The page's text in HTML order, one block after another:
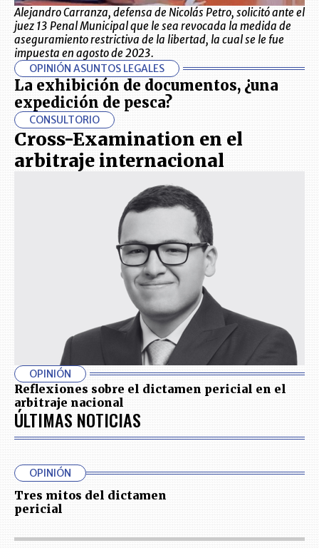
Alejandro Carranza, defensa de Nicolás Petro, solicitó ante el
juez 13 Penal Municipal que le sea revocada la medida de
aseguramiento restrictiva de la libertad, la cual se le fue
impuesta en agosto de 2023.
OPINIÓN ASUNTOS LEGALES
La exhibición de documentos, ¿una
expedición de pesca?
CONSULTORIO
Cross-Examination en el
arbitraje internacional
OPINIÓN
Reflexiones sobre el dictamen pericial en el
arbitraje nacional
ÚLTIMAS NOTICIAS
OPINIÓN
Tres mitos del dictamen
pericial